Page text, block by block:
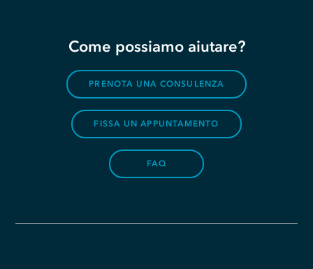
Come possiamo aiutare?
PRENOTA UNA CONSULENZA
FISSA UN APPUNTAMENTO
FAQ